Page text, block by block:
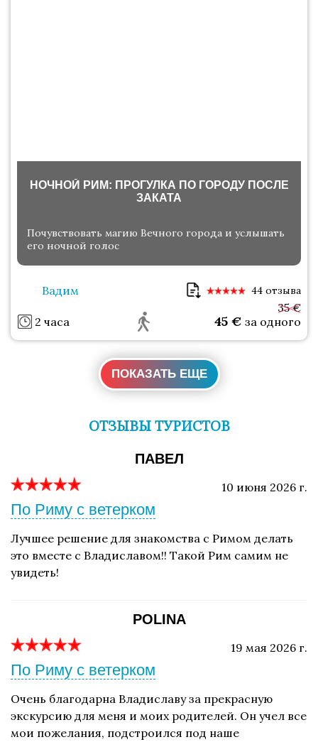
НОЧНОЙ РИМ: ПРОГУЛКА ПО ГОРОДУ ПОСЛЕ
ЗАКАТА
Почувствовать магию Вечного города и услышать
его ночной голос
Вадим 44 отзыва
2 часа 45 € за одного
35 €
ПОКАЗАТЬ ЕЩЕ
ОТЗЫВЫ ТУРИСТОВ
ПАВЕЛ
10 июня 2026 г.
По Риму с ветерком
Лучшее решение для знакомства с Римом делать
это вместе с Владиславом!! Такой Рим самим не
увидеть!
POLINA
19 мая 2026 г.
По Риму с ветерком
Очень благодарна Владиславу за прекрасную
экскурсию для меня и моих родителей. Он учел все
мои пожелания, подстроился под наше